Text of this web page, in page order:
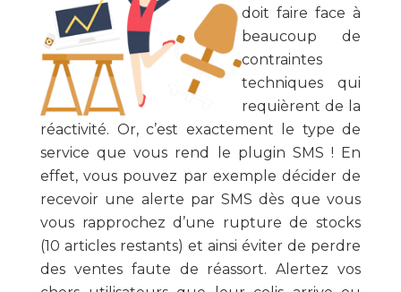
doit faire face à
beaucoup de
contraintes
techniques qui
requièrent de la
réactivité. Or, c’est exactement le type de
service que vous rend le plugin SMS ! En
effet, vous pouvez par exemple décider de
recevoir une alerte par SMS dès que vous
vous rapprochez d’une rupture de stocks
(10 articles restants) et ainsi éviter de perdre
des ventes faute de réassort. Alertez vos